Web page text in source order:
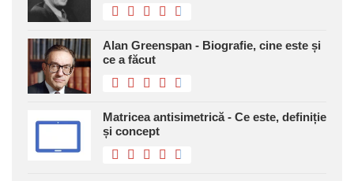
Alan Greenspan - Biografie, cine este și
ce a făcut
Matricea antisimetrică - Ce este, definiție
și concept